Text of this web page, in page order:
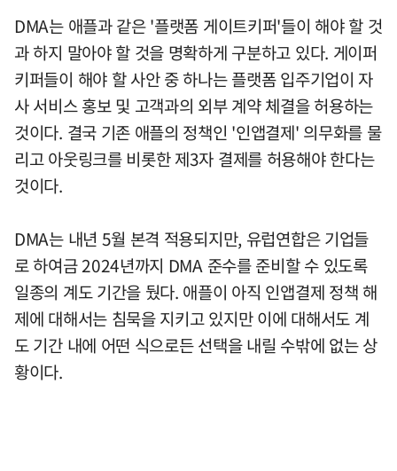
DMA는 애플과 같은 '플랫폼 게이트키퍼'들이 해야 할 것
과 하지 말아야 할 것을 명확하게 구분하고 있다. 게이퍼
키퍼들이 해야 할 사안 중 하나는 플랫폼 입주기업이 자
사 서비스 홍보 및 고객과의 외부 계약 체결을 허용하는
것이다. 결국 기존 애플의 정책인 '인앱결제' 의무화를 물
리고 아웃링크를 비롯한 제3자 결제를 허용해야 한다는
것이다.
DMA는 내년 5월 본격 적용되지만, 유럽연합은 기업들
로 하여금 2024년까지 DMA 준수를 준비할 수 있도록
일종의 계도 기간을 뒀다. 애플이 아직 인앱결제 정책 해
제에 대해서는 침묵을 지키고 있지만 이에 대해서도 계
도 기간 내에 어떤 식으로든 선택을 내릴 수밖에 없는 상
황이다.